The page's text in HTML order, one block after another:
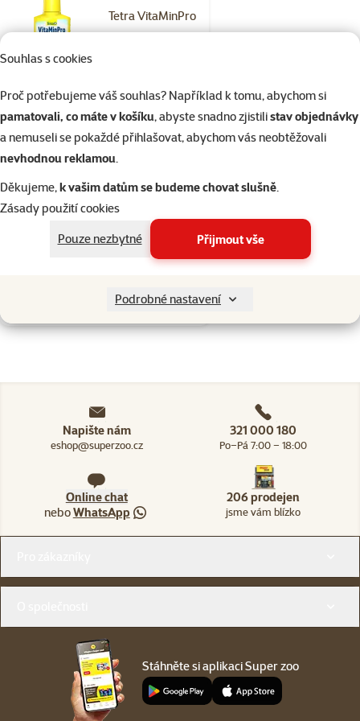
Souhlas s cookies
Proč potřebujeme váš souhlas? Například k tomu, abychom si
pamatovali, co máte v košíku, abyste snadno zjistilistav objednávky
a nemuseli se pokaždé přihlašovat, abychom vás neobtěžovali
nevhodnou reklamou.
Děkujeme,k vašim datům se budeme chovat slušně.
Zásady použití cookies
Pouze nezbytné
Přijmout vše
Podrobné nastavení
Tetra VitaMinPro
3in1 100 ml
Skladem do košíku
Tetra VitaMinPro
3in1 250 ml
Hodnocení 0%
Cena
299 Kč
do košíku
Napište nám
eshop@superzoo.cz
321 000 180
Po–Pá 7:00 – 18:00
Online chat
neboWhatsApp
206 prodejen
jsme vám blízko
Stáhněte si aplikaci Super zoo